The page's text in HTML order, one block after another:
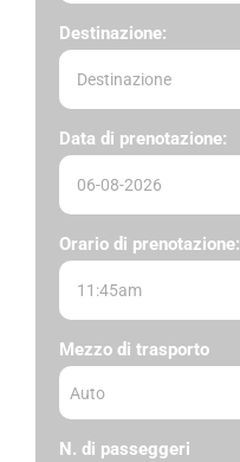
Destinazione:
Data di prenotazione:
Orario di prenotazione:
Mezzo di trasporto
N. di passeggeri